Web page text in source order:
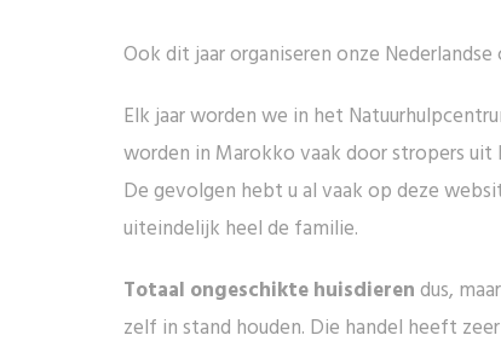
Ook dit jaar organiseren onze
Elk jaar worden we in het
worden in Marokko vaak door stropers
De gevolgen hebt u al vaak op deze
uiteindelijk heel de familie.
Totaal ongeschikte huisdierendus,
zelf in stand houden. Die handel heeft